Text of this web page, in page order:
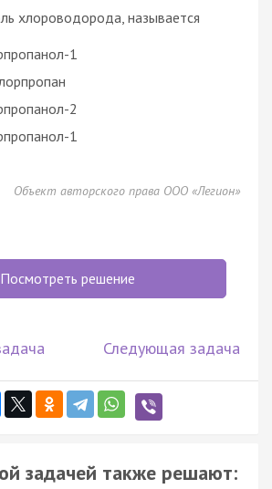
хлороводорода, называется
1
2
1
Объект авторского права ООО «Легион»
Посмотреть решение
Следующая задача
задачей также решают: